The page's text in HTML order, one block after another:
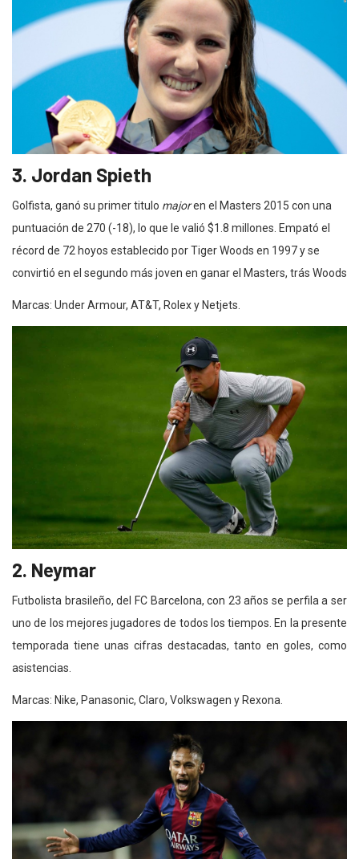
3. Jordan Spieth
Golfista, ganó su primer titulo majoren el Masters 2015 con una
puntuación de 270 (-18), lo que le valió $1.8 millones. Empató el
récord de 72 hoyos establecido por Tiger Woods en 1997 y se
convirtió en el segundo más joven en ganar el Masters, trás Woods
Marcas: Under Armour, AT&T, Rolex y Netjets.
2. Neymar
Futbolista brasileño, del FC Barcelona, con 23 años se perfila a ser
uno de los mejores jugadores de todos los tiempos. En la presente
temporada tiene unas cifras destacadas, tanto en goles, como
asistencias.
Marcas: Nike, Panasonic, Claro, Volkswagen y Rexona.